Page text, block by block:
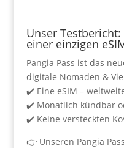
Unser
einer einzigen
Pangia Pass ist das
digitale Nomaden &
✔️ Eine eSIM –
✔️ Monatlich kündbar
✔️ Keine versteckten
👉 Unseren Pangia